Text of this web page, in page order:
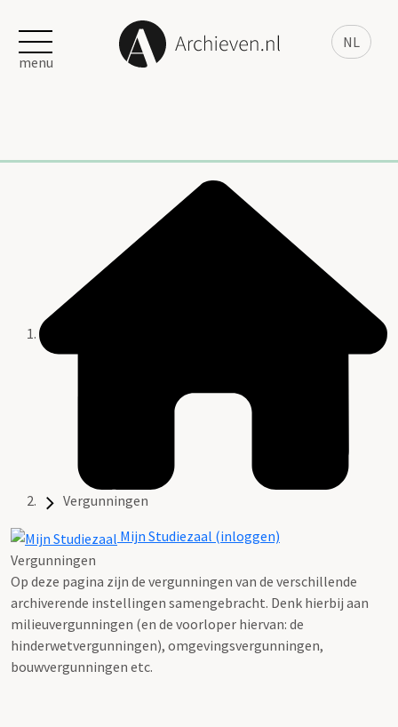
NL
menu
Vergunningen
Mijn Studiezaal (inloggen)
Vergunningen
Op deze pagina zijn de vergunningen van de verschillende
archiverende instellingen samengebracht. Denk hierbij aan
milieuvergunningen (en de voorloper hiervan: de
hinderwetvergunningen), omgevingsvergunningen,
bouwvergunningen etc.